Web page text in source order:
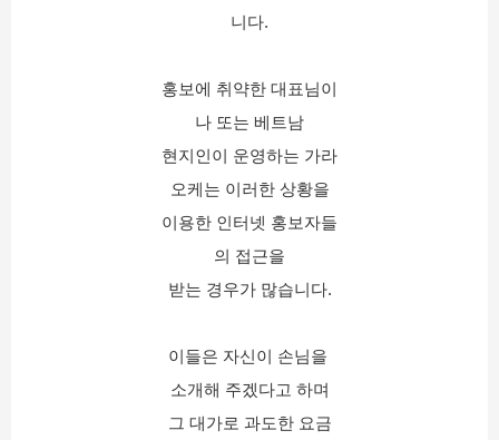
니다.
홍보에 취약한 대표님이
나 또는 베트남
현지인이 운영하는 가라
오케는 이러한 상황을
이용한 인터넷 홍보자들
의 접근을
받는 경우가 많습니다.
이들은 자신이 손님을
소개해 주겠다고 하며
그 대가로 과도한 요금